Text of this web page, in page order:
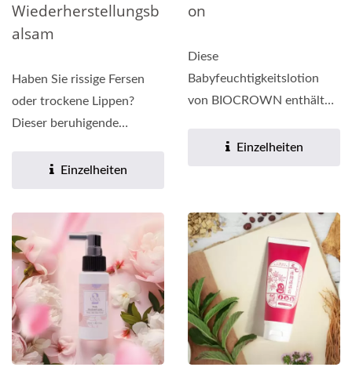
Wiederherstellungsb
Alsam
Haben Sie rissige Fersen
oder trockene Lippen?
Dieser beruhigende
ist ein Allzweckbalsam,...
Einzelheiten
On
Diese
Babyfeuchtigkeitslotion
von BIOCROWN enthält
Kamille, die duftfrei...
Einzelheiten